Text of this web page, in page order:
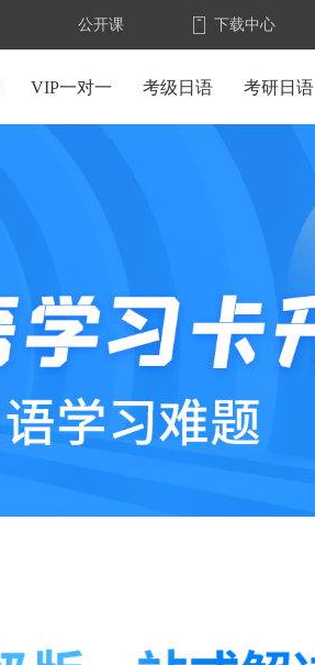
公开课 下载中心
VIP一对一 考级日语 考研日语